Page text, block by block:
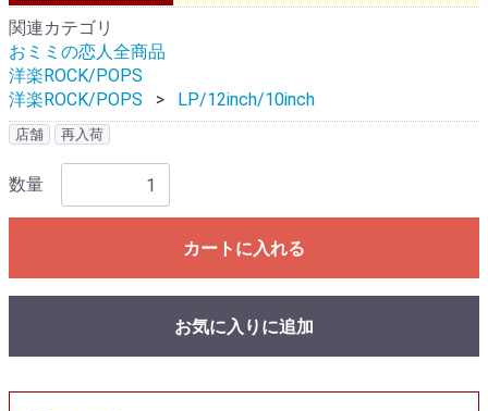
関連カテゴリ
おミミの恋人全商品
洋楽ROCK/POPS
洋楽ROCK/POPS
LP/12inch/10inch
店舗 再入荷
数量
カートに入れる
お気に入りに追加